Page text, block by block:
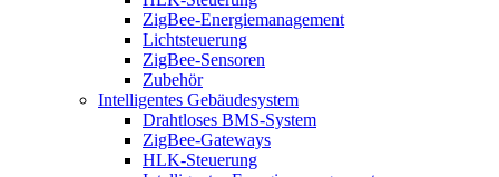
ZigBee-Energiemanagement
Lichtsteuerung
ZigBee-Sensoren
Zubehör
Intelligentes Gebäudesystem
Drahtloses BMS-System
ZigBee-Gateways
HLK-Steuerung